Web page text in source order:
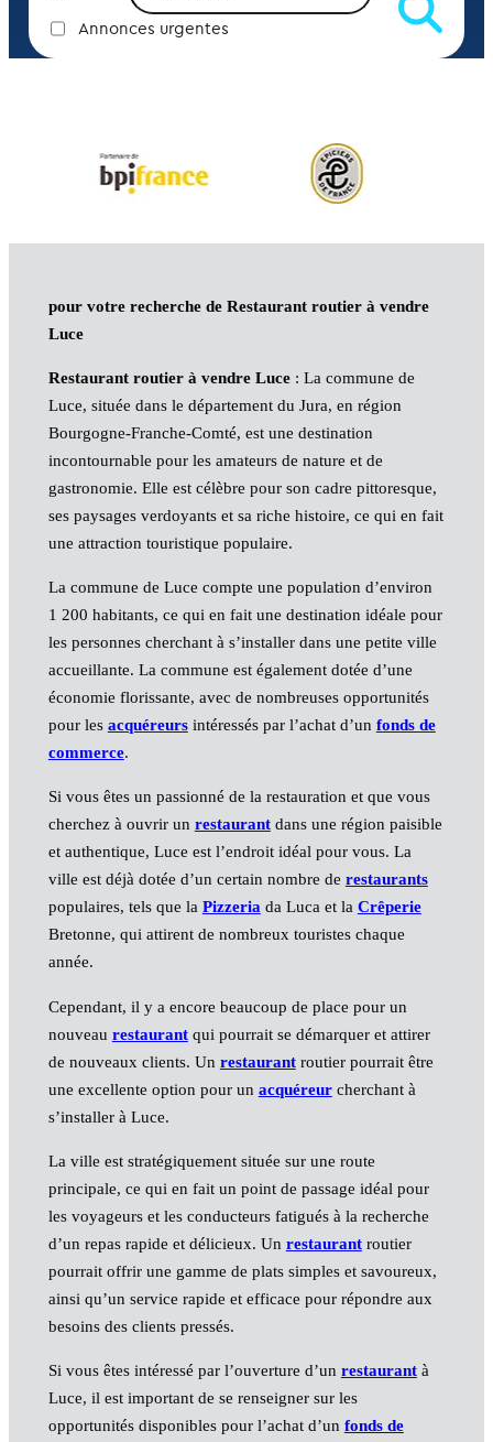
Annonces urgentes
pour votre recherche de Restaurant routier à vendre
Luce
Restaurant routier à vendre Luce: La commune de
Luce, située dans le département du Jura, en région
Bourgogne-Franche-Comté, est une destination
incontournable pour les amateurs de nature et de
gastronomie. Elle est célèbre pour son cadre pittoresque,
ses paysages verdoyants et sa riche histoire, ce qui en fait
une attraction touristique populaire.
La commune de Luce compte une population d’environ
1 200 habitants, ce qui en fait une destination idéale pour
les personnes cherchant à s’installer dans une petite ville
accueillante. La commune est également dotée d’une
économie florissante, avec de nombreuses opportunités
pour les acquéreursintéressés par l’achat d’un fonds de
commerce.
Si vous êtes un passionné de la restauration et que vous
cherchez à ouvrir un restaurantdans une région paisible
et authentique, Luce est l’endroit idéal pour vous. La
ville est déjà dotée d’un certain nombre de restaurants
populaires, tels que la Pizzeriada Luca et la Crêperie
Bretonne, qui attirent de nombreux touristes chaque
année.
Cependant, il y a encore beaucoup de place pour un
nouveau restaurantqui pourrait se démarquer et attirer
de nouveaux clients. Un restaurantroutier pourrait être
une excellente option pour un acquéreurcherchant à
s’installer à Luce.
La ville est stratégiquement située sur une route
principale, ce qui en fait un point de passage idéal pour
les voyageurs et les conducteurs fatigués à la recherche
d’un repas rapide et délicieux. Un restaurantroutier
pourrait offrir une gamme de plats simples et savoureux,
ainsi qu’un service rapide et efficace pour répondre aux
besoins des clients pressés.
Si vous êtes intéressé par l’ouverture d’un restaurantà
Luce, il est important de se renseigner sur les
opportunités disponibles pour l’achat d’un fonds de